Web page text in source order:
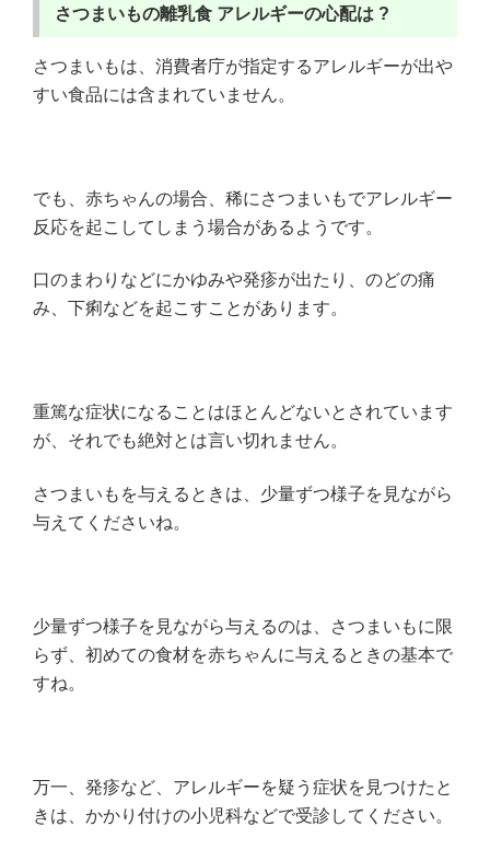
さつまいもの離乳食 アレルギーの心配は ?
さつまいもは、消費者庁が指定するアレルギーが出や
すい食品には含まれていません。
でも、赤ちゃんの場合、稀にさつまいもでアレルギー
反応を起こしてしまう場合があるようです。
口のまわりなどにかゆみや発疹が出たり、のどの痛
み、下痢などを起こすことがあります。
重篤な症状になることはほとんどないとされています
が、それでも絶対とは言い切れません。
さつまいもを与えるときは、少量ずつ様子を見ながら
与えてくださいね。
少量ずつ様子を見ながら与えるのは、さつまいもに限
らず、初めての食材を赤ちゃんに与えるときの基本で
すね。
万一、発疹など、アレルギーを疑う症状を見つけたと
きは、かかり付けの小児科などで受診してください。